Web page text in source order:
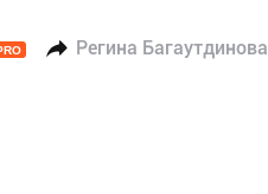
Регина Багаутдинова